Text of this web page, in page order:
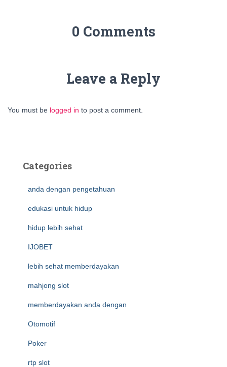
0 Comments
Leave a Reply
You must be logged in to post a comment.
Categories
anda dengan pengetahuan
edukasi untuk hidup
hidup lebih sehat
IJOBET
lebih sehat memberdayakan
mahjong slot
memberdayakan anda dengan
Otomotif
Poker
rtp slot